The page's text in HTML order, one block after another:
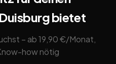
bietet
– ab 19,90 €/Monat,
how nötig